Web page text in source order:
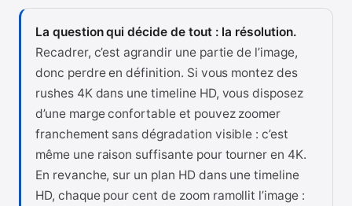
La question qui décide de tout : la résolution.
Recadrer, c’est agrandir une partie de l’image,
donc perdre en définition. Si vous montez des
rushes 4K dans une timeline HD, vous disposez
d’une marge confortable et pouvez zoomer
franchement sans dégradation visible : c’est
même une raison suffisante pour tourner en 4K.
En revanche, sur un plan HD dans une timeline
HD, chaque pour cent de zoom ramollit l’image :